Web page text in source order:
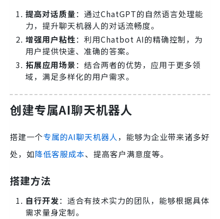
提高对话质量：通过ChatGPT的自然语言处理能
力，提升聊天机器人的对话流畅度。
增强用户粘性：利用Chatbot AI的精确控制，为
用户提供快速、准确的答案。
拓展应用场景：结合两者的优势，应用于更多领
域，满足多样化的用户需求。
创建专属AI聊天机器人
搭建一个专属的AI聊天机器人，能够为企业带来诸多好
处，如降低客服成本、提高客户满意度等。
搭建方法
自行开发：适合有技术实力的团队，能够根据具体
需求量身定制。